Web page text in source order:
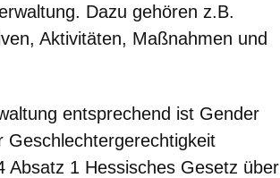
Dazu gehören z.B.
Aktivitäten, Maßnahmen und
entsprechend ist Gender
Geschlechtergerechtigkeit
Absatz 1 Hessisches Gesetz über